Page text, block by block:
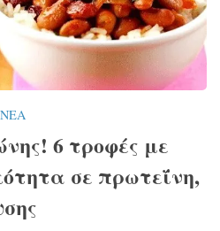
6 τροφές με
σε πρωτεΐνη,